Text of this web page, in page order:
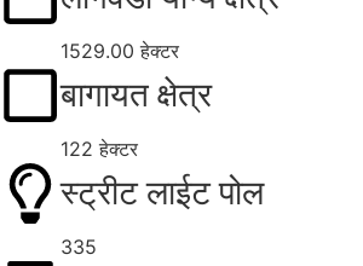
1529.00 हेक्टर
बागायत क्षेत्र
122 हेक्टर
स्ट्रीट लाईट पोल
335